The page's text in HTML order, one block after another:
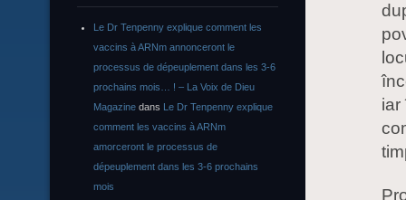
iar
Le Dr Tenpenny explique comment les
vaccins à ARNm annonceront le
processus de dépeuplement dans les 3-6
prochains mois… ! – La Voix de Dieu
Magazine dans Le Dr Tenpenny explique
comment les vaccins à ARNm
amorceront le processus de
dépeuplement dans les 3-6 prochains
mois